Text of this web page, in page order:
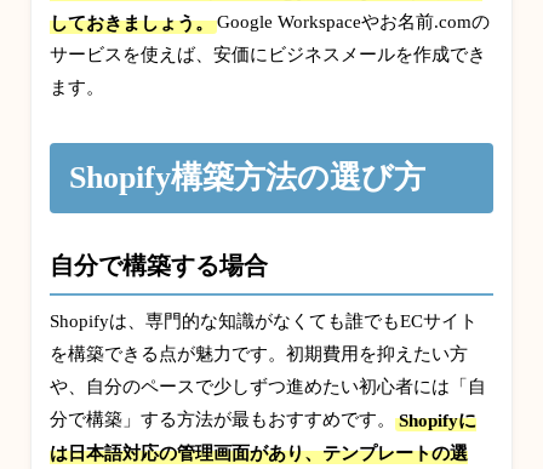
しておきましょう。Google Workspaceやお名前.comの
サービスを使えば、安価にビジネスメールを作成でき
ます。
Shopify構築方法の選び方
自分で構築する場合
Shopifyは、専門的な知識がなくても誰でもECサイト
を構築できる点が魅力です。初期費用を抑えたい方
や、自分のペースで少しずつ進めたい初心者には「自
分で構築」する方法が最もおすすめです。
Shopifyに
は日本語対応の管理画面があり、テンプレートの選